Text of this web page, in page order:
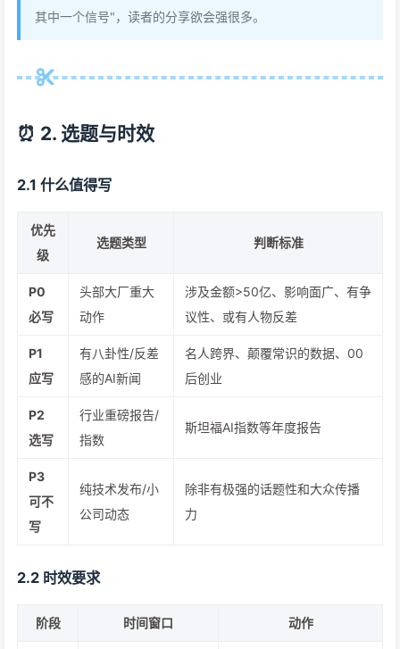
其中一个信号"，读者的分享欲会强很多。
⏰ 2. 选题与时效
2.1 什么值得写
优先
级
选题类型 判断标准
P0
必写
头部大厂重大
动作
涉及金额>50亿、影响面广、有争
议性、或有人物反差
P1
应写
有八卦性/反差
感的AI新闻
名人跨界、颠覆常识的数据、00
后创业
P2
选写
行业重磅报告/
指数
斯坦福AI指数等年度报告
P3
可不
写
纯技术发布/小
公司动态
除非有极强的话题性和大众传播
力
2.2 时效要求
阶段 时间窗口 动作